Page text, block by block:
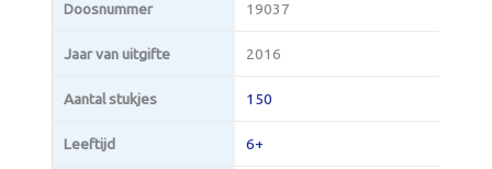
Doosnummer 19037
Jaar van uitgifte 2016
Aantal stukjes 150
Leeftijd 6+